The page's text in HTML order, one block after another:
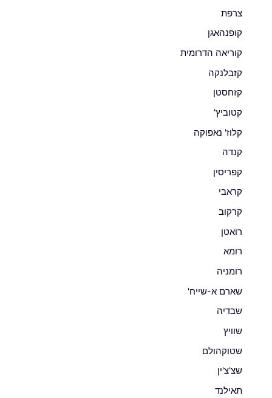
צרפת
קופנהאגן
קוריאה הדרומית
קזבלנקה
קזחסטן
קטוביץ'
קלוז' נאפוקה
קנדה
קפריסין
קראבי
קרקוב
רואטן
רומא
רומניה
שארם א-שייח'
שבדיה
שוויץ
שטוקהולם
שצ'צ'ין
תאילנד